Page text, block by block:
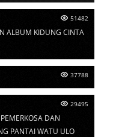
51482
ALBUM KIDUNG CINTA
37788
29495
DAN
PANTAI WATU ULO